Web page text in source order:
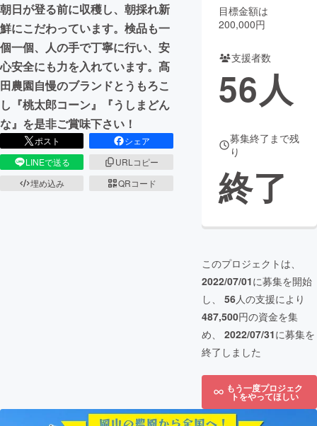
CAMPFIREふるさと納税machi-ya コミュニティ
朝日が登る前に収穫し、朝採れ新
鮮にこだわっています。検品も一
個一個、人の手で丁寧に行い、安
心安全にも力を入れています。髙
田農園自慢のブランドとうもろこ
し『桃太郎コーン』『うしまどん
な』を是非ご賞味下さい！
ポスト
シェア
LINEで送る
URLコピー
埋め込み
QRコード
目標金額は
200,000円
支援者数
56人
募集終了まで残
り
終了
このプロジェクトは、
2022/07/01に募集を開始
し、 56人の支援により
487,500円の資金を集
め、 2022/07/31に募集を
終了しました
もう一度プロジェク
トをやってほしい